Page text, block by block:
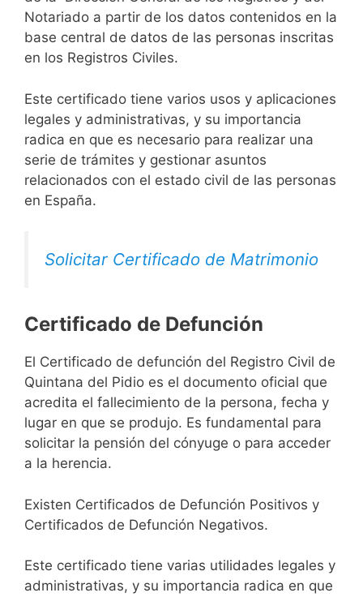
Notariado a partir de los datos contenidos en la
base central de datos de las personas inscritas
en los Registros Civiles.
Este certificado tiene varios usos y aplicaciones
legales y administrativas, y su importancia
radica en que es necesario para realizar una
serie de trámites y gestionar asuntos
relacionados con el estado civil de las personas
en España.
Solicitar Certificado de Matrimonio
Certificado de Defunción
El Certificado de defunción del Registro Civil de
Quintana del Pidio es el documento oficial que
acredita el fallecimiento de la persona, fecha y
lugar en que se produjo. Es fundamental para
solicitar la pensión del cónyuge o para acceder
a la herencia.
Existen Certificados de Defunción Positivos y
Certificados de Defunción Negativos.
Este certificado tiene varias utilidades legales y
administrativas, y su importancia radica en que